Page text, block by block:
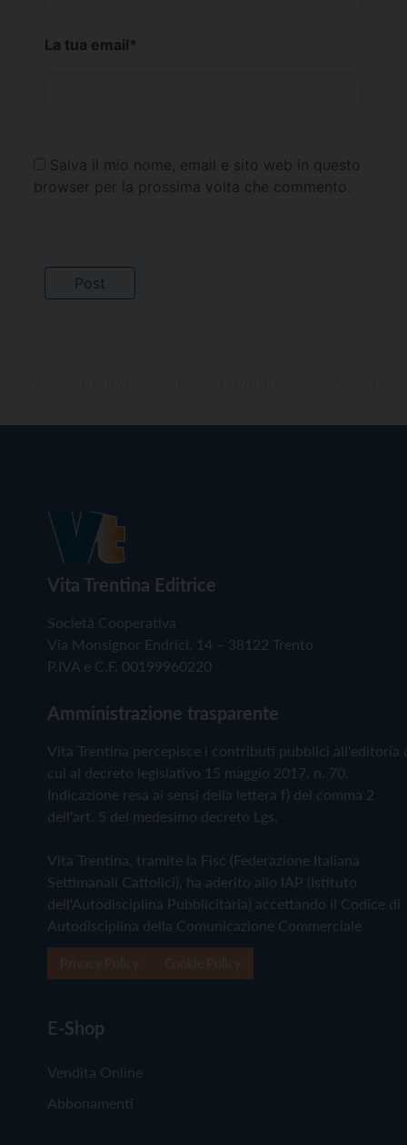
La tua email*
Salva il mio nome, email e sito web in questo
browser per la prossima volta che commento.
Vita Trentina Editrice
Società Cooperativa
Via Monsignor Endrici, 14 – 38122 Trento
P.IVA e C.F. 00199960220
Amministrazione trasparente
Vita Trentina percepisce i contributi pubblici all'editoria
cui al decreto legislativo 15 maggio 2017, n. 70.
Indicazione resa ai sensi della lettera f) del comma 2
dell'art. 5 del medesimo decreto Lgs.
Vita Trentina, tramite la Fisc (Federazione Italiana
Settimanali Cattolici), ha aderito allo IAP (Istituto
dell'Autodisciplina Pubblicitaria) accettando il Codice di
Autodisciplina della Comunicazione Commerciale
E-Shop
Vendita Online
Abbonamenti